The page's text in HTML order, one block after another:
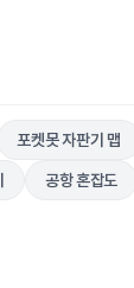
포켓못 자판기 맵
공항 혼잡도